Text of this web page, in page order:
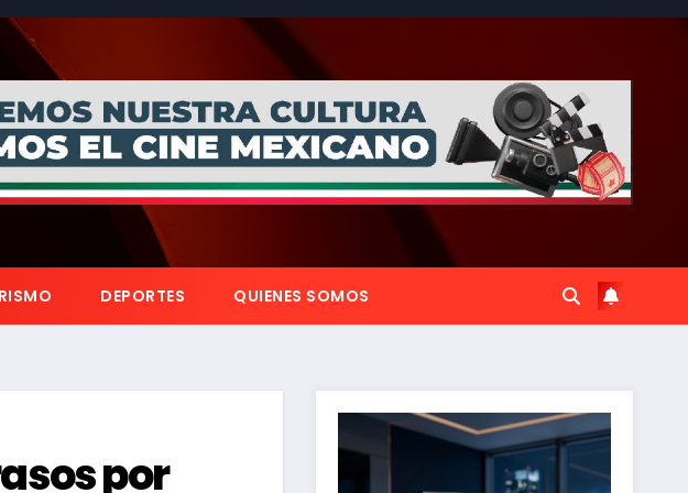
DEPORTES QUIENES SOMOS
por